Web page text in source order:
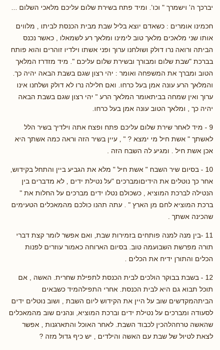
יברכך ה' וישמרך " וכו'. ומיד פתח בשירת שלום עליכם מלאכי השלום ...
חכמינו אומרים : כשאדם יוצא בליל שבת מבית הכנסת לביתו , מלווים
אותו שני מלאכים מלאך טוב לימינו ומלאך רע לשמאלו , כאשר נכנס
הביתה ורואה נרו דולק ושולחנו ערוך ופני אשתו וילדיו זוהרים והוא פותח
בברכת "שבת שלום ומבורך ובשירת שלום עליכם ". מיד מזדרז המלאך
הטוב ומברך את המשפחה ואומר : יהי רצון שגם בשבת הבאה יהיה כך.
והמלאך הרע עונה אמן בעל כרחו. ואם חלילה נרו לא דולק ושלחנו אינו
ערוך ואין שמחה בביתאומר המלאך הרע " יהי רצון שגם בשבת הבאה
יהיה כך , ומלאך הטוב עונה אמן בעל כרחו.
9 - מיד לאחר שירת שלום עליכם פתח ופצח אתה וילדיך בשיר הלל
לאשתך " אשת חיל מי ימצא ? " , עיין בשיר הזה וראה כמה אשתך היא
אכן אשת חיל . ומגיע לה השבח הזה .
10 - בסיום שיר השבח " אשת חיל " מלא את הגביע ביין והתחל בקידוש,
אחר כך נוטלים את הידיםומברכים "על נטילת ידים , לא מדברים בין
הנטילה לברכת המוציא , כשכולם נטלו ידים מברכים על החלות את "
ברכת המוציא לחם מן הארץ " . עתה תהנו כולכם מהמאכלים הטעימים
שהכינה אשתך .
11 -בין מנה למנה פותחים בזמירות שבת, ואם אפשר לומר קצת דברי
תורה מפרשת השבועמה טוב. בסיום הארוחה כאמור עוזרים לפנות
הכלים והתורן ידיח את הכלים .
12 - בשבת בבוקר הולכים לבית הכנסת לתפילת שחרית. האשה , אם
תוכל תבוא גם היא לבית הכנסת. אחרי התפילהמיד כשבאים
הביתהמקדשים שוב על היין את הקידוש ליום השבת , ושוב נוטלים ידים
לסעודה ומברכים על נטילת ידים וברכת המוציא, ונהנים שוב מהמאכלים
שהאשה טרחהלהכין לכבוד השבת. לאחר האוכל והתארגנות , אפשר
לצאת לטיול של שבת עם האשה והילדים , יש כיף גדול מזה ?